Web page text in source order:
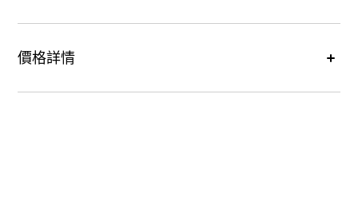
價格詳情
租金價格 : 每月港幣85,000元